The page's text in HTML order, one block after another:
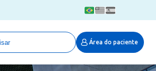
Área do paciente
e Segurança em saúde